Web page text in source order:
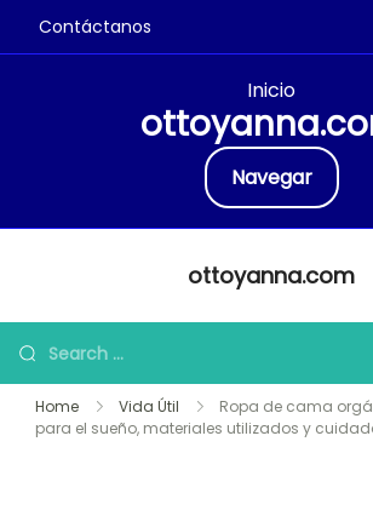
Contáctanos
Inicio
Navegar
ottoyanna.com
Search
for:
Home Vida Útil
Ropa de cama
para el sueño, materiales utilizados y